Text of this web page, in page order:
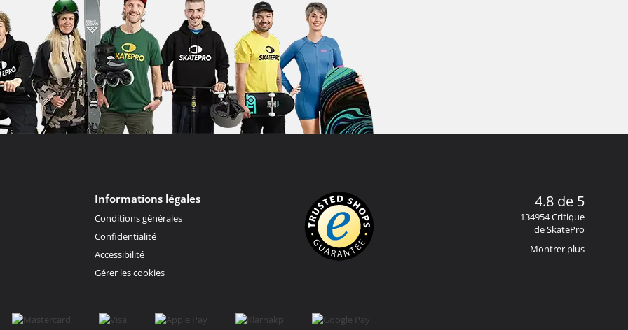
Informations légales
Conditions générales
Confidentialité
Accessibilité
Gérer les cookies
4.8 de 5
134954 Critique
de SkatePro
Montrer plus